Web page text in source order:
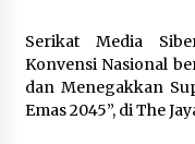
Serikat Media
Konvensi Nasional
dan Menegakkan
Emas 2045”, di The